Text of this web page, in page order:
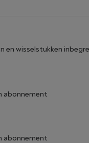
en wisselstukken
abonnement
abonnement